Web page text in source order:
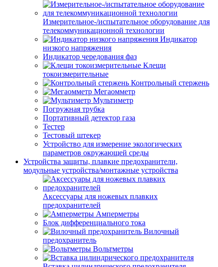
Измерительное-/испытательное оборудование для
телекоммуникационной технологии
Индикатор
низкого напряжения
Индикатор чередования фаз
Клещи
токоизмерительные
Контрольный стержень
Мегаомметр
Мультиметр
Погружная трубка
Портативный детектор газа
Тестер
Тестовый штекер
Устройство для измерение экологических
параметров окружающей среды
Устройства защиты, плавкие предохранители,
модульные устройства/монтажные устройства
Аксессуары для ножевых плавких
предохранителей
Амперметры
Блок дифференциального тока
Вилочный
предохранитель
Вольтметры